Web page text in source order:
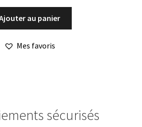
au panier
Mes favoris
sécurisés